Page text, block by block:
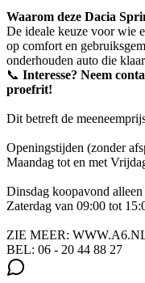
Waarom deze Dacia
De ideale keuze voor wie
op comfort en
onderhouden auto die
📞 Interesse? Neem
proefrit!
Dit betreft de
Openingstijden (zonder
Maandag tot en met
Dinsdag koopavond
Zaterdag van 09:00 tot
ZIE MEER:
BEL: 06 - 20 44 88 27